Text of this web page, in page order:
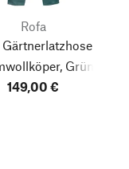
Rofa
Gärtnerlatzhose
Grün
149,00 €